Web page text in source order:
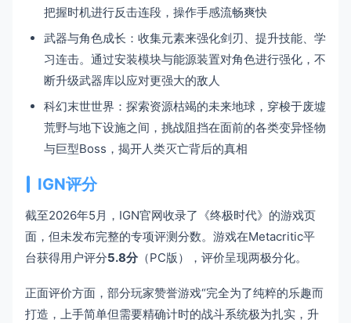
把握时机进行反击连段，操作手感流畅爽快
武器与角色成长：收集元素来强化剑刃、提升技能、学
习连击。通过安装模块与能源装置对角色进行强化，不
断升级武器库以应对更强大的敌人
科幻末世世界：探索资源枯竭的未来地球，穿梭于废墟
荒野与地下设施之间，挑战阻挡在面前的各类变异怪物
与巨型Boss，揭开人类灭亡背后的真相
IGN评分
截至2026年5月，IGN官网收录了《终极时代》的游戏页
面，但未发布完整的专项评测分数。游戏在Metacritic平
台获得用户评分5.8分（PC版），评价呈现两极分化。
正面评价方面，部分玩家赞誉游戏“完全为了纯粹的乐趣而
打造，上手简单但需要精确计时的战斗系统极为扎实，升